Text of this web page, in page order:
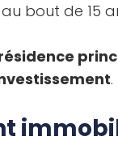
bout de 15
.